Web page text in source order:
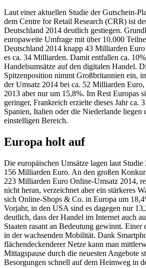
Laut einer aktuellen Studie der Gutschein-
dem Centre for Retail Research (CRR) ist
Deutschland 2014 deutlich gestiegen.
europaweite Umfrage mit über 10.000
Deutschland 2014 knapp 43 Milliarden
es ca. 34 Milliarden. Damit entfallen ca.
Handelsumsätze auf den digitalen Handel.
Spitzenposition nimmt Großbritannien ein,
der Umsatz 2014 bei ca. 52 Milliarden
2013 aber nur um 15,8%. Im Rest Europas
geringer, Frankreich erzielte dieses Jahr ca.
Spanien, Italien oder die Niederlande liegen
einstelligen Bereich.
Europa holt auf
Die europäischen Umsätze lagen laut Studie
156 Milliarden Euro. An den großen
223 Milliarden Euro Online-Umsatz 2014,
nicht heran, verzeichnet aber ein stärkeres
sich Online-Shops & Co. in Europa um
Vorjahr, in den USA sind es dagegen nur
deutlich, dass der Handel im Internet auch
Staaten rasant an Bedeutung gewinnt.
in der wachsenden Mobilität. Dank
flächendeckenderer Netze kann man
Mittagspause durch die neuesten Angebote
Besorgungen schnell auf dem Heimweg in